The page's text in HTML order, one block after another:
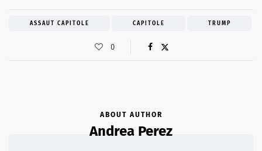
ASSAUT CAPITOLE CAPITOLE TRUMP
0
ABOUT AUTHOR
Andrea Perez